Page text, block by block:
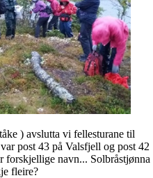
) avslutta vi fellesturane til
post 43 på Valsfjell og post 42
navn... Solbråstjønna
fleire?